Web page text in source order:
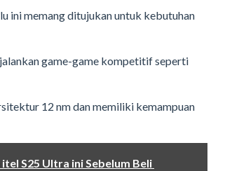
ini memang ditujukan untuk kebutuhan
game-game kompetitif seperti
12 nm dan memiliki kemampuan
S25 Ultra ini Sebelum Beli